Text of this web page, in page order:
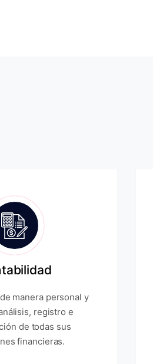
manera personal y
registro e
de todas sus
financieras.